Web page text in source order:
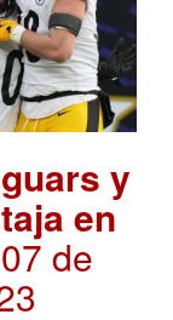
y
en
de